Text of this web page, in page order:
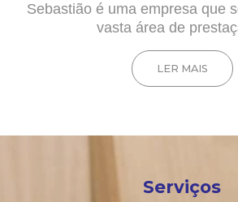
Sebastião é uma empresa que
vasta área de
LER MAIS
Serviços